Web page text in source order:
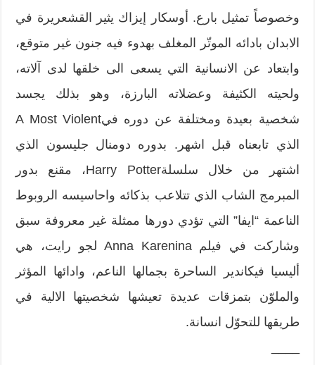
وخصوصاً تمثيل بارع. أوسكار إيزاك يثير القشعريرة في
الابدان بادائه الموتّر المغلف بهدوء فيه جنون غير متوقع،
وابتعاد عن الانسانية التي يسعى الى خلقها لدى آلاته،
ولحيته الكثيفة وعضلاته البارزة، وهو بذلك يجسد
شخصية بعيدة ومختلفة عن دوره فيA Most Violent
الذي تابعناه قبل اشهر. بدوره دومنال جليسون الذي
اشتهر من خلال سلسلةHarry Potter، مقنع بدور
المبرمج الشاب الذي تتلاعب بذكائه واحاسيسه الروبوط
الناعمة “ايفا” التي تؤدي دورها ممثلة غير معروفة سبق
وشاركت في فيلم Anna Karenina لجو رايت، هي
أليسيا فيكاندير الساحرة بجمالها الناعم، وادائها المؤثر
والملوّن بتمزقات عديدة تعيشها شخصيتها الالية في
طريقها للتحوّل انسانة.